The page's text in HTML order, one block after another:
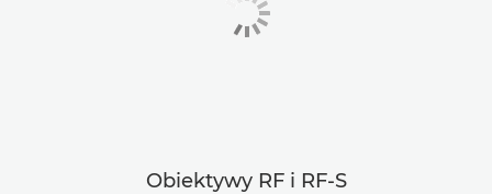
Obiektywy RF i RF-S